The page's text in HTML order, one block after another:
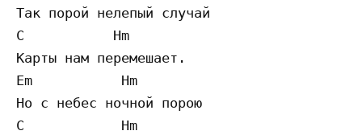
Так порой нелепый случай
C           Hm
Карты нам перемешает.
Em
Но с небес ночной порою
C            Hm